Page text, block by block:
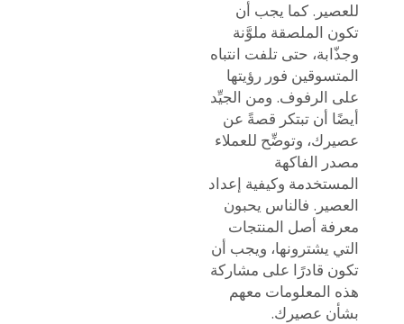
للعصير. كما يجب أن
تكون الملصقة ملوَّنة
وجذّابة، حتى تلفت انتباه
المتسوقين فور رؤيتها
على الرفوف. ومن الجيِّد
أيضًا أن تبتكر قصةً عن
عصيرك، وتوضِّح للعملاء
مصدر الفاكهة
المستخدمة وكيفية إعداد
العصير. فالناس يحبون
معرفة أصل المنتجات
التي يشترونها، ويجب أن
تكون قادرًا على مشاركة
هذه المعلومات معهم
بشأن عصيرك.